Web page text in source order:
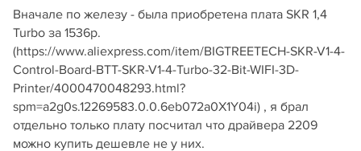
Вначале по железу - была приобретена плата SKR 1,4
Turbo за 1536р.
(https://www.aliexpress.com/item/BIGTREETECH-SKR-V1-4-
Control-Board-BTT-SKR-V1-4-Turbo-32-Bit-WIFI-3D-
Printer/4000470048293.html?
spm=a2g0s.12269583.0.0.6eb072a0X1Y04i) , я брал
отдельно только плату посчитал что драйвера 2209
можно купить дешевле не у них.